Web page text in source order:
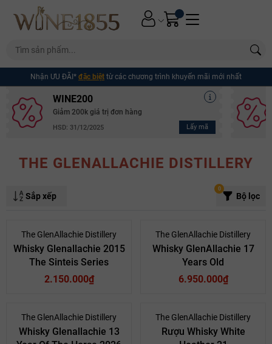
Nhận ƯU ĐÃI* đặc biệt từ các chương trình khuyến mãi mới nhất
WINE200
Giảm 200k giá trị đơn hàng
HSD: 31/12/2025 Lấy mã
THE GLENALLACHIE DISTILLERY
Sắp xếp Bộ lọc
0
The GlenAllachie Distillery
Whisky Glenallachie 2015
The Sinteis Series
2.150.000₫
The GlenAllachie Distillery
Whisky GlenAllachie 17
Years Old
6.950.000₫
The GlenAllachie Distillery
Whisky Glenallachie 13
The GlenAllachie Distillery
Rượu Whisky White